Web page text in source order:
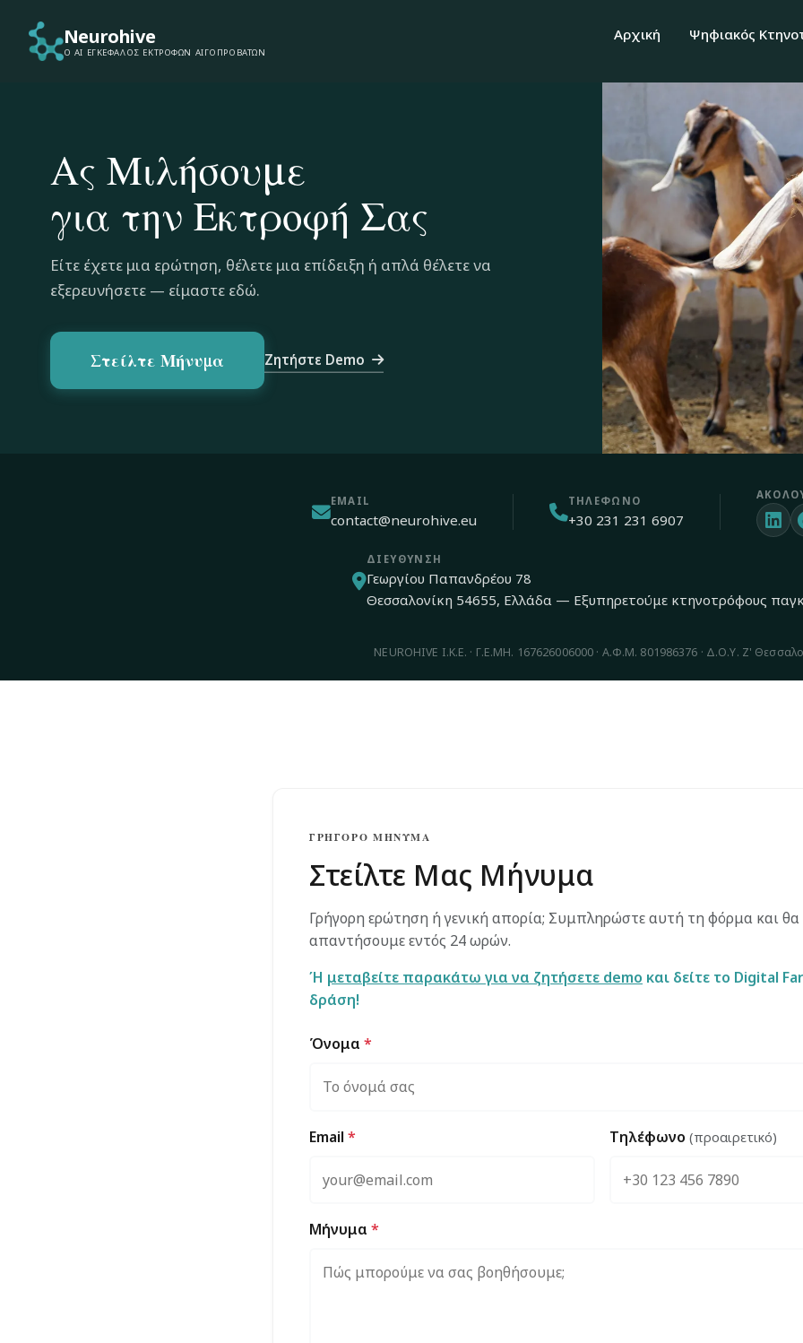
Neurohive
Ο AI ΕΓΚΈΦΑΛΟΣ ΕΚΤΡΟΦΏΝ ΑΙΓΟΠΡΟΒΆΤΩΝ
Αρχική Ψηφιακός
Ας Μιλήσουμε
για την Εκτροφή Σας
Είτε έχετε μια ερώτηση, θέλετε μια επίδειξη ή απλά θέλετε να
εξερευνήσετε — είμαστε εδώ.
Στείλτε Μήνυμα Ζητήστε Demo
EMAIL
contact@neurohive.eu
ΤΗΛΈΦΩΝΟ
+30 231 231 6907
ΔΙΕΎΘΥΝΣΗ
Γεωργίου Παπανδρέου 78
Θεσσαλονίκη 54655, Ελλάδα — Εξυπηρετούμε κτηνοτρόφους
NEUROHIVE Ι.Κ.Ε. · Γ.Ε.ΜΗ. 167626006000 · Α.Φ.Μ. 801986376 · Δ.Ο.Υ. Ζ'
ΓΡΉΓΟΡΟ ΜΉΝΥΜΑ
Στείλτε Μας Μήνυμα
Γρήγορη ερώτηση ή γενική απορία; Συμπληρώστε αυτή τη φόρμα και θα
απαντήσουμε εντός 24 ωρών.
Ή μεταβείτε παρακάτω για να ζητήσετε demo και δείτε το Digital
δράση!
Όνομα *
Email * Τηλέφωνο (προαιρετικό)
Μήνυμα *